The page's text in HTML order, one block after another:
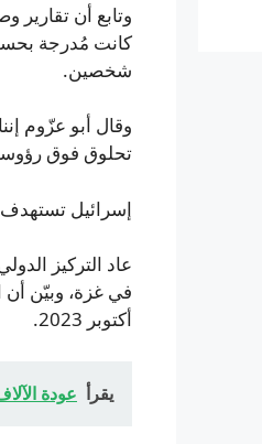
وتابع أن
كانت مُدرجة
شخصين.
وقال أبو عزّوم
تحلوق فوق
إسرائيل
عاد التركيز
أكتوبر 2023.
يقرأ عودة